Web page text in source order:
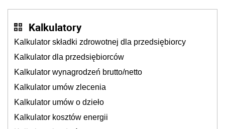
Kalkulatory
Kalkulator składki zdrowotnej dla przedsiębiorcy
Kalkulator dla przedsiębiorców
Kalkulator wynagrodzeń brutto/netto
Kalkulator umów zlecenia
Kalkulator umów o dzieło
Kalkulator kosztów energii